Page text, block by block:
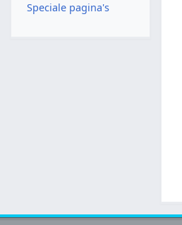
Speciale pagina's